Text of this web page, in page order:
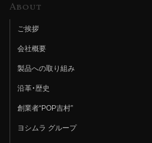
About
ご挨拶
会社概要
製品への取り組み
沿革・歴史
創業者“POP吉村”
ヨシムラ グループ